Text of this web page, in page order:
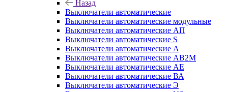
Назад
Выключатели автоматические
Выключатели автоматические модульные
Выключатели автоматические АП
Выключатели автоматические S
Выключатели автоматические А
Выключатели автоматические АВ2М
Выключатели автоматические АЕ
Выключатели автоматические ВА
Выключатели автоматические Э